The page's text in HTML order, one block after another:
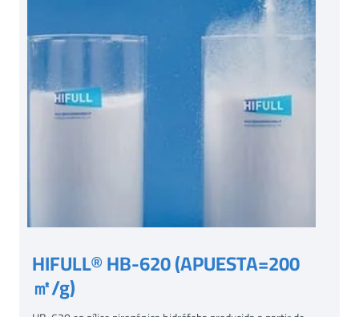
HIFULL® HB-620 (APUESTA=200
㎡/g)